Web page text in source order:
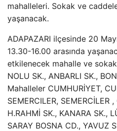
mahalleleri. Sokak ve
yaşanacak.
ADAPAZARI ilçesinde 20
13.30-16.00 arasında
etkilenecek mahalle ve
NOLU SK., ANBARLI SK.,
Mahalleler CUMHURİYET,
SEMERCILER, SEMERCİLER
H.RAHMİ SK., KANARA SK.,
SARAY BOSNA CD., YAVUZ